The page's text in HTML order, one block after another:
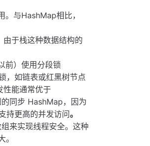
与HashMap相比，
于栈这种数据结构的
前）使用分段锁
，如链表或红黑树节点
能通常优于
同步 HashMap，因为
持更高的并发访问。
来实现线程安全。这种